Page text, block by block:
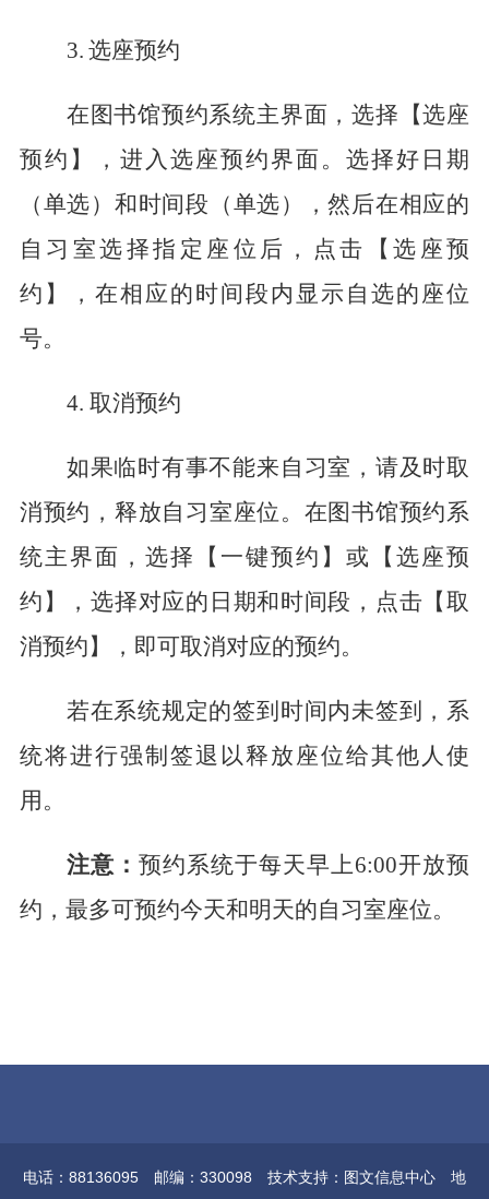
3. 选座预约
在图书馆预约系统主界面，选择【选座
预约】，进入选座预约界面。选择好日期
（单选）和时间段（单选），然后在相应的
自习室选择指定座位后，点击【选座预
约】，在相应的时间段内显示自选的座位
号。
4. 取消预约
如果临时有事不能来自习室，请及时取
消预约，释放自习室座位。 在图书馆预约系
统主界面，选择
【 一键预约】或
【选座预
约】，选择对应的日期和时间段，点击【取
消预约】，即可取消对应的预约。
若在系统规定的签到时间内未签到，系
统将进行强制签退以释放座位给其他人使
用。
注意： 预约系统于每天早上6:00开放预
约，最多可预约今天和明天的自习室座位。
电话：88136095 邮编：330098 技术支持：图文信息中心 地